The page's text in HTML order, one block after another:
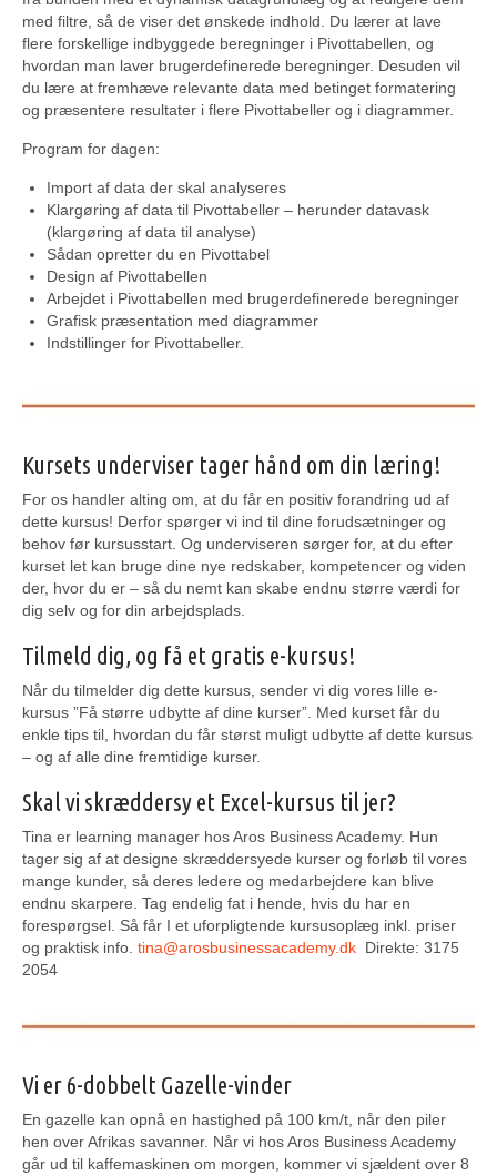
med filtre, så de viser det ønskede indhold. Du lærer at lave
flere forskellige indbyggede beregninger i Pivottabellen, og
hvordan man laver brugerdefinerede beregninger. Desuden vil
du lære at fremhæve relevante data med betinget formatering
og præsentere resultater i flere Pivottabeller og i diagrammer.
Program for dagen:
Import af data der skal analyseres
Klargøring af data til Pivottabeller – herunder datavask
(klargøring af data til analyse)
Sådan opretter du en Pivottabel
Design af Pivottabellen
Arbejdet i Pivottabellen med brugerdefinerede beregninger
Grafisk præsentation med diagrammer
Indstillinger for Pivottabeller.
Kursets underviser tager hånd om din læring!
For os handler alting om, at du får en positiv forandring ud af
dette kursus! Derfor spørger vi ind til dine forudsætninger og
behov før kursusstart. Og underviseren sørger for, at du efter
kurset let kan bruge dine nye redskaber, kompetencer og viden
der, hvor du er – så du nemt kan skabe endnu større værdi for
dig selv og for din arbejdsplads.
Tilmeld dig, og få et gratis e-kursus!
Når du tilmelder dig dette kursus, sender vi dig vores lille e-
kursus ”Få større udbytte af dine kurser”. Med kurset får du
enkle tips til, hvordan du får størst muligt udbytte af dette kursus
– og af alle dine fremtidige kurser.
Skal vi skræddersy et Excel-kursus til jer?
Tina er learning manager hos Aros Business Academy. Hun
tager sig af at designe skræddersyede kurser og forløb til vores
mange kunder, så deres ledere og medarbejdere kan blive
endnu skarpere. Tag endelig fat i hende, hvis du har en
forespørgsel. Så får I et uforpligtende kursusoplæg inkl. priser
og praktisk info. tina@arosbusinessacademy.dk Direkte: 3175
2054
Vi er 6-dobbelt Gazelle-vinder
En gazelle kan opnå en hastighed på 100 km/t, når den piler
hen over Afrikas savanner. Når vi hos Aros Business Academy
går ud til kaffemaskinen om morgen, kommer vi sjældent over 8